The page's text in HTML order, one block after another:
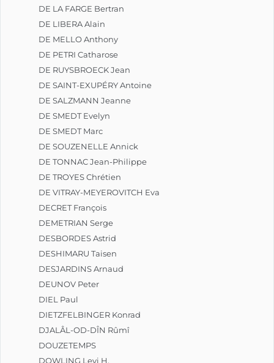
DE LA FARGE Bertran
DE LIBERA Alain
DE MELLO Anthony
DE PETRI Catharose
DE RUYSBROECK Jean
DE SAINT-EXUPÉRY Antoine
DE SALZMANN Jeanne
DE SMEDT Evelyn
DE SMEDT Marc
DE SOUZENELLE Annick
DE TONNAC Jean-Philippe
DE TROYES Chrétien
DE VITRAY-MEYEROVITCH Eva
DECRET François
DEMETRIAN Serge
DESBORDES Astrid
DESHIMARU Taisen
DESJARDINS Arnaud
DEUNOV Peter
DIEL Paul
DIETZFELBINGER Konrad
DJALÂL-OD-DÎN Rûmî
DOUZETEMPS
DOWLING Levi H.